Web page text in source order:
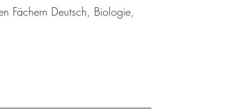
Fächern Deutsch, Biologie,